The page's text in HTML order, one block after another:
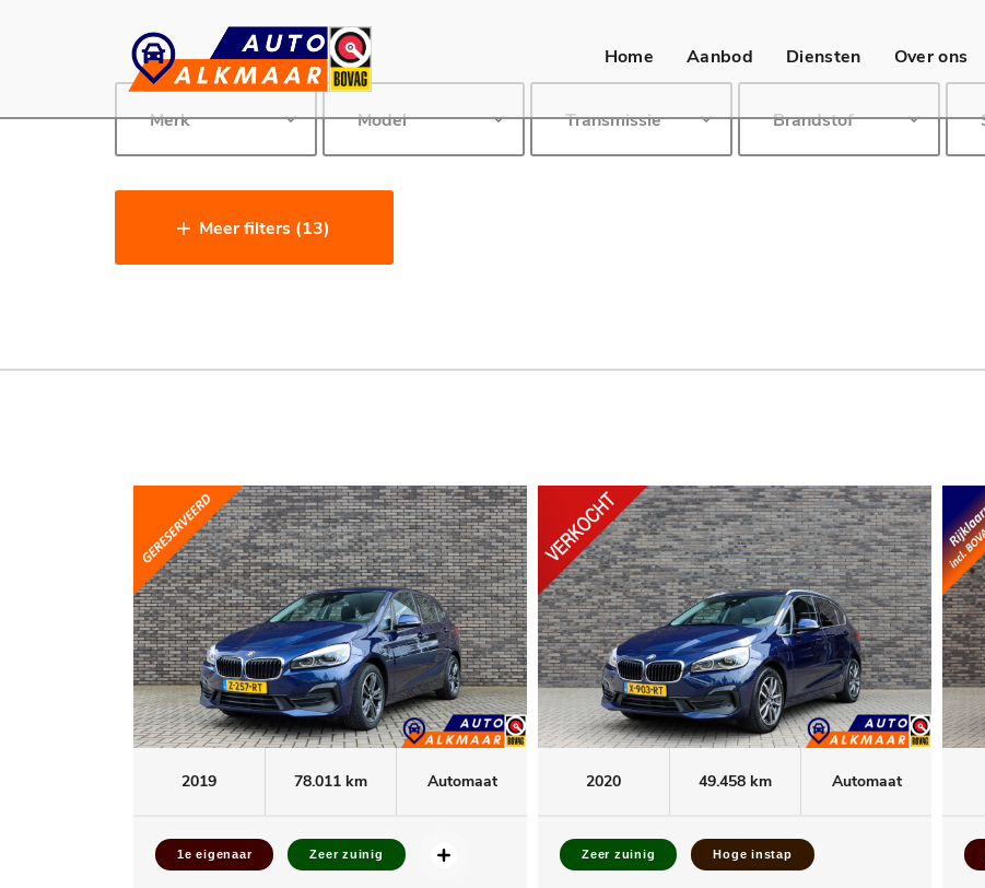
Home Aanbod Diensten Over ons
Meer filters (13)
2019 78.011 km Automaat
1e eigenaar Zeer zuinig
2020 49.458 km Automaat
Zeer zuinig Hoge instap